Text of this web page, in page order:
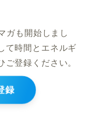
ガも開始しまし
て時間とエネルギ
登録ください。
録